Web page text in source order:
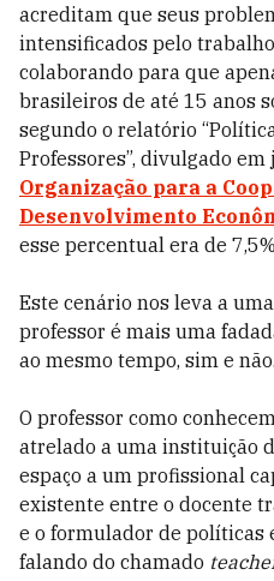
acreditam que seus
intensificados pelo
colaborando para que
brasileiros de até 15 anos
segundo o relatório
Professores”, divulgado
Organização para a
Desenvolvimento
esse percentual era de
Este cenário nos leva a
professor é mais uma
ao mesmo tempo, sim e não.
O professor como
atrelado a uma instituição
espaço a um profissional
existente entre o docente
e o formulador de políticas
falando do chamado